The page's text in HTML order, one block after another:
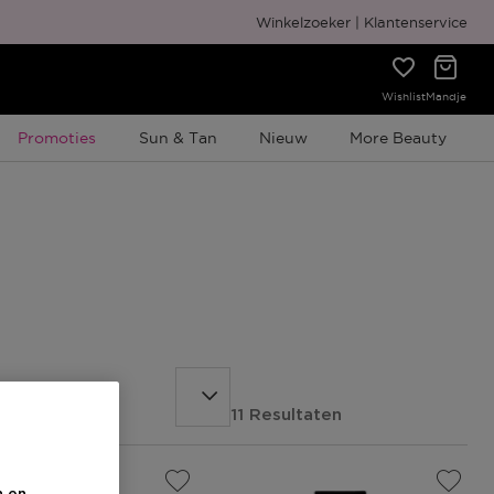
Gratis cadeauverpakking
Winkelzoeker Klantenservice
WishlistMandje
Tijdelijke Promotie
Promoties Sun & Tan Nieuw More Beauty
11 Resultaten